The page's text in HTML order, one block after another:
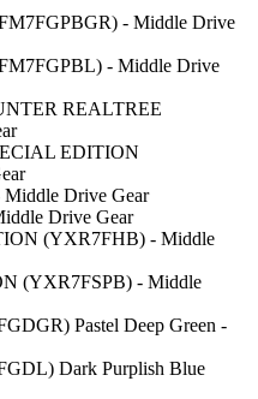
- Middle Drive
- Middle Drive
REALTREE
EDITION
Drive Gear
Drive Gear
(YXR7FHB) - Middle
(YXR7FSPB) - Middle
Pastel Deep Green -
Dark Purplish Blue